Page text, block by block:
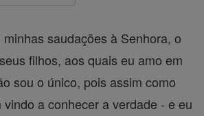
saudações à Senhora, o
filhos, aos quais eu amo em
sou o único, pois assim como
a conhecer a verdade - e eu